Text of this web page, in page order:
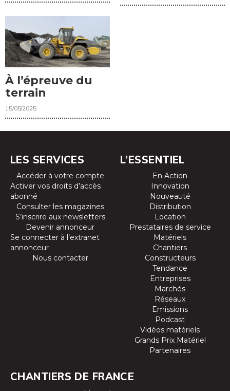
À l’épreuve du
terrain
15/05/2025
LES SERVICES
Accéder à votre compte
Activer vos droits d’accès
abonné
Consulter les magazines
S’inscrire aux newsletters
Devenir annonceur
Se connecter à l’extranet
annonceur
Nous contacter
L’ESSENTIEL
En Action
Innovation
Nouveauté
Distribution
Location
Prestataires de service
Matériels
Chantiers
Constructeurs
Tendance
Entreprises
Marchés
Réseaux
Emissions
Podcast
Vidéos matériels
Grands Prix Matériel
Partenaires
CHANTIERS DE FRANCE